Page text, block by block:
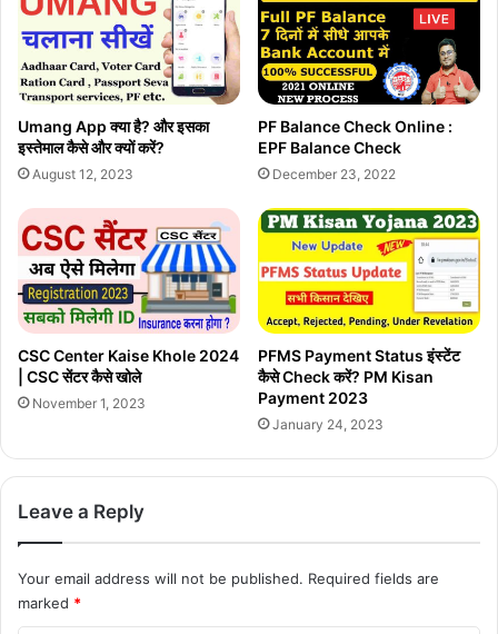
Umang App क्या है? और इसका
इस्तेमाल कैसे और क्यों करें?
August 12, 2023
PF Balance Check Online :
EPF Balance Check
December 23, 2022
CSC Center Kaise Khole 2024
| CSC सेंटर कैसे खोले
November 1, 2023
PFMS Payment Status इंस्टेंट
कैसे Check करें? PM Kisan
Payment 2023
January 24, 2023
Leave a Reply
Your email address will not be published. Required fields are
marked *